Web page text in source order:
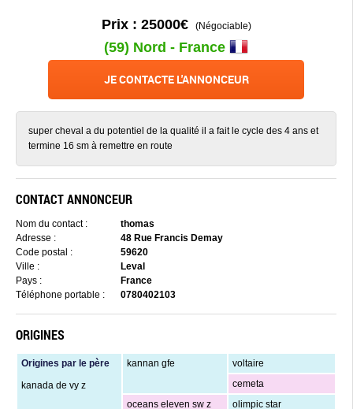
Prix : 25000€(Négociable)
(59) Nord - France
JE CONTACTE L'ANNONCEUR
super cheval a du potentiel de la qualité il a fait le cycle des 4 ans et
termine 16 sm à remettre en route
CONTACT ANNONCEUR
Nom du contact :
thomas
Adresse :
48 Rue Francis Demay
Code postal :
59620
Ville :
Leval
Pays :
France
Téléphone portable :
0780402103
ORIGINES
Origines par le père
kanada de vy z
kannan gfe
voltaire
cemeta
oceans eleven sw z
olimpic star